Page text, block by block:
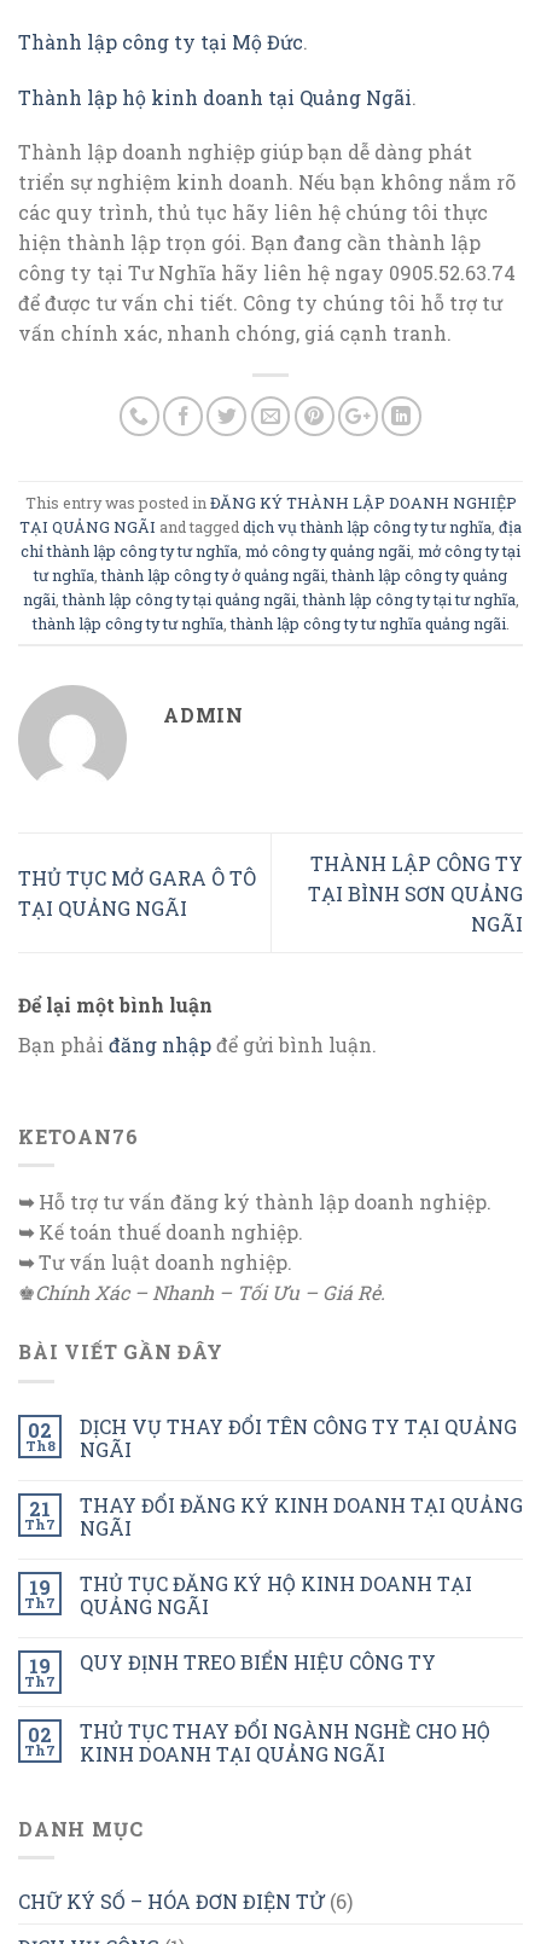
Thành lập công ty tại Mộ Đức.
Thành lập hộ kinh doanh tại Quảng Ngãi.
Thành lập doanh nghiệp giúp bạn dễ dàng phát
triển sự nghiệm kinh doanh. Nếu bạn không nắm rõ
các quy trình, thủ tục hãy liên hệ chúng tôi thực
hiện thành lập trọn gói. Bạn đang cần thành lập
công ty tại Tư Nghĩa hãy liên hệ ngay 0905.52.63.74
để được tư vấn chi tiết. Công ty chúng tôi hỗ trợ tư
vấn chính xác, nhanh chóng, giá cạnh tranh.
This entry was posted in ĐĂNG KÝ THÀNH LẬP DOANH NGHIỆP
TẠI QUẢNG NGÃI and tagged dịch vụ thành lập công ty tư nghĩa địa
chỉ thành lập công ty tư nghĩa mỏ công ty quảng ngãi mở công ty tại
tư nghĩa ,thành lập công ty ở quảng ngãi ,thành lập công ty quảng
ngãi ,thành lập công ty tại quảng ngãi ,thành lập công ty tại tư nghĩa
thành lập công ty tư nghĩa ,thành lập công ty tư nghĩa quảng ngãi
ADMIN
THỦ TỤC MỞ GARA Ô TÔ
TẠI QUẢNG NGÃI
THÀNH LẬP CÔNG TY
TẠI BÌNH SƠN QUẢNG
NGÃI
Để lại một bình luận
Bạn phải đăng nhậpđể gửi bình luận.
KETOAN76
➥Hỗ trợ tư vấn đăng ký thành lập doanh nghiệp.
➥Kế toán thuế doanh nghiệp.
➥Tư vấn luật doanh nghiệp.
♚Chính Xác – Nhanh – Tối Ưu – Giá Rẻ.
BÀI VIẾT GẦN ĐÂY
02
Th8
DỊCH VỤ THAY ĐỔI TÊN CÔNG TY TẠI QUẢNG
NGÃI
21
Th7
THAY ĐỔI ĐĂNG KÝ KINH DOANH TẠI QUẢNG
NGÃI
19
Th7
THỦ TỤC ĐĂNG KÝ HỘ KINH DOANH TẠI
QUẢNG NGÃI
19
Th7
QUY ĐỊNH TREO BIỂN HIỆU CÔNG TY
02
Th7
THỦ TỤC THAY ĐỔI NGÀNH NGHỀ CHO HỘ
KINH DOANH TẠI QUẢNG NGÃI
DANH MỤC
CHỮ KÝ SỐ – HÓA ĐƠN ĐIỆN TỬ(6)